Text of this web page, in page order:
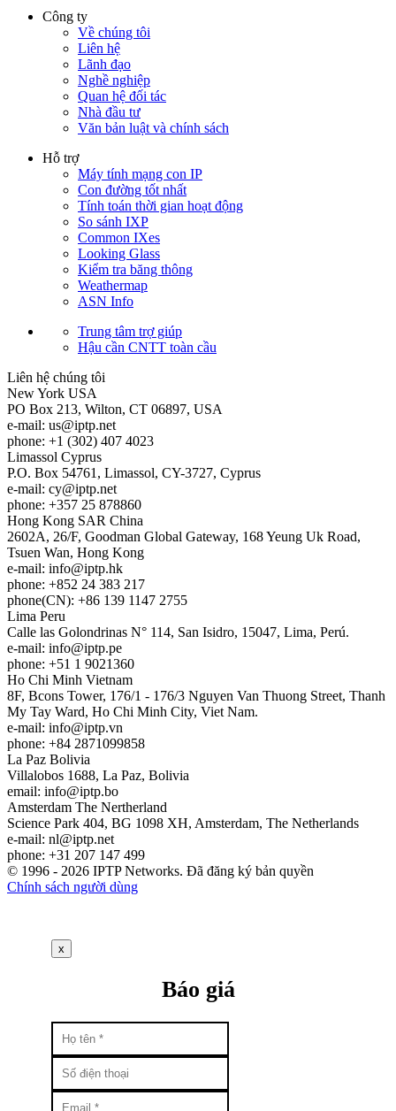
Công ty
Về chúng tôi
Liên hệ
Lãnh đạo
Nghề nghiệp
Quan hệ đối tác
Nhà đầu tư
Văn bản luật và chính sách
Hỗ trợ
Máy tính mạng con IP
Con đường tốt nhất
Tính toán thời gian hoạt động
So sánh IXP
Common IXes
Looking Glass
Kiểm tra băng thông
Weathermap
ASN Info
Trung tâm trợ giúp
Hậu cần CNTT toàn cầu
Liên hệ chúng tôi
New York USA
PO Box 213, Wilton, CT 06897, USA
e-mail: us
iptp.net
phone: +1 (302) 407 4023
Limassol Cyprus
P.O. Box 54761, Limassol, CY-3727, Cyprus
e-mail: cy
iptp.net
phone: +357 25 878860
Hong Kong SAR China
2602A, 26/F, Goodman Global Gateway, 168 Yeung Uk Road,
Tsuen Wan, Hong Kong
e-mail: info
iptp.hk
phone: +852 24 383 217
phone(CN): +86 139 1147 2755
Lima Peru
Calle las Golondrinas N° 114, San Isidro, 15047, Lima, Perú.
e-mail: info
iptp.pe
phone: +51 1 9021360
Ho Chi Minh Vietnam
8F, Bcons Tower, 176/1 - 176/3 Nguyen Van Thuong Street, Thanh
My Tay Ward, Ho Chi Minh City, Viet Nam.
e-mail: info
iptp.vn
phone: +84 2871099858
La Paz Bolivia
Villalobos 1688, La Paz, Bolivia
email: info
iptp.bo
Amsterdam The Nertherland
Science Park 404, BG 1098 XH, Amsterdam, The Netherlands
e-mail: nl
iptp.net
phone: +31 207 147 499
© 1996 - 2026 IPTP Networks. Đã đăng ký bản quyền
Chính sách người dùng
x
Báo giá